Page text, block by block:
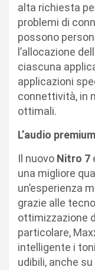
alta richiesta
problemi di
possono
l’allocazione
ciascuna
applicazioni
connettività, in
ottimali.
L’audio
Il nuovo Nitro 7
una migliore
un’esperienza
grazie alle
ottimizzazione
particolare,
intelligente i
udibili, anche